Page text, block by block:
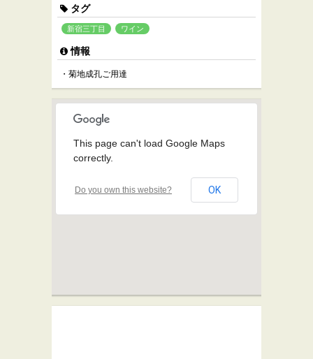
タグ
新宿三丁目 ワイン
情報
・菊地成孔ご用達
This page can't load Google Maps
correctly.
Do you own this website? OK